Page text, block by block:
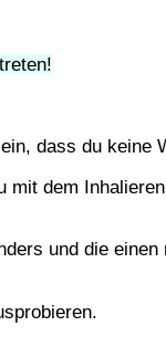
dass du keine
mit dem
und die